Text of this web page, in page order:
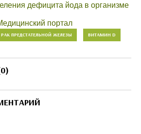
дефицита йода в организме
портал
РАК ПРЕДСТАТЕЛЬНОЙ ЖЕЛЕЗЫ ВИТАМИН D